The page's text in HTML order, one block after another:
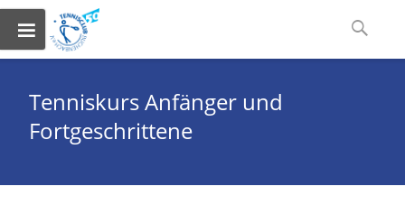
to
content
Suchen
Tenniskurs Anfänger und
Fortgeschrittene